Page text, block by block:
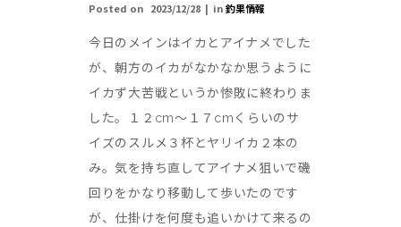
Posted on 2023/12/28 in釣果情報
今日のメインはイカとアイナメでした
が、朝方のイカがなかなか思うように
イカず大苦戦というか惨敗に終わりま
した。１２cm～１７cmくらいのサ
イズのスルメ３杯とヤリイカ２本の
み。気を持ち直してアイナメ狙いで磯
回りをかなり移動して歩いたのです
が、仕掛けを何度も追いかけて来るの